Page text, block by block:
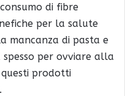
di fibre
per la salute
mancanza di pasta e
spesso per ovviare alla
prodotti